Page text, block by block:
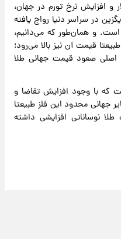
افزایش نرخ تورم در جهان،
در سراسر دنیا رواج یافته
و همان‌طور که می‌دانیم،
قیمت آن نیز بالا می‌رود؛
اصلی صعود قیمت جهانی طلا
با وجود افزایش تقاضا و
محدود این فلز طبیعتا
نوساناتی افزایشی داشته